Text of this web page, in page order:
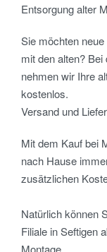
Entsorgung alter
Sie möchten
mit den alten?
nehmen wir Ihre
kostenlos.
Versand und
Mit dem Kauf bei
nach Hause
zusätzlichen
Natürlich können
Filiale in Seftigen
Montage